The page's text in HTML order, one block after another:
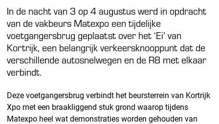
In de nacht van 3 op 4 augustus werd in opdracht
van de vakbeurs Matexpo een tijdelijke
voetgangersbrug geplaatst over het ‘Ei’ van
Kortrijk, een belangrijk verkeersknooppunt dat de
verschillende autosnelwegen en de R8 met elkaar
verbindt.
Deze voetgangersbrug verbindt het beursterrein van Kortrijk
Xpo met een braakliggend stuk grond waarop tijdens
Matexpo heel wat demonstraties worden gehouden van